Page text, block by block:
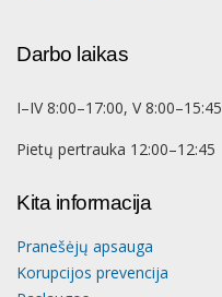
Darbo laikas
I–IV 8:00–17:00, V 8:00–15:45
Pietų pertrauka 12:00–12:45
Kita informacija
Pranešėjų apsauga
Korupcijos prevencija